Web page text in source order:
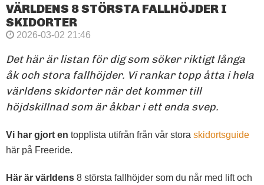
VÄRLDENS 8 STÖRSTA FALLHÖJDER I
SKIDORTER
2026-03-02 21:46
Det här är listan för dig som söker riktigt långa
åk och stora fallhöjder. Vi rankar topp åtta i hela
världens skidorter när det kommer till
höjdskillnad som är åkbar i ett enda svep.
Vi har gjort en topplista utifrån från vår stora skidortsguide
här på Freeride.
Här är världens 8 största fallhöjder som du når med lift och